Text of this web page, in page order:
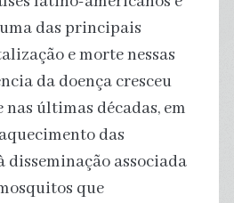
das principais
e morte nessas
da doença cresceu
últimas décadas, em
das
disseminação associada
que